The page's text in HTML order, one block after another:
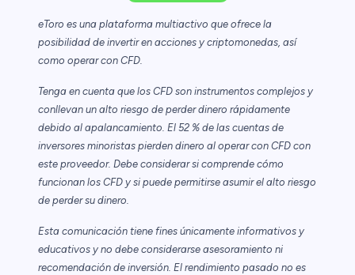
eToro es una plataforma multiactivo que ofrece la
posibilidad de invertir en acciones y criptomonedas, así
como operar con CFD.
Tenga en cuenta que los CFD son instrumentos complejos y
conllevan un alto riesgo de perder dinero rápidamente
debido al apalancamiento. El 52 % de las cuentas de
inversores minoristas pierden dinero al operar con CFD con
este proveedor. Debe considerar si comprende cómo
funcionan los CFD y si puede permitirse asumir el alto riesgo
de perder su dinero.
Esta comunicación tiene fines únicamente informativos y
educativos y no debe considerarse asesoramiento ni
recomendación de inversión. El rendimiento pasado no es